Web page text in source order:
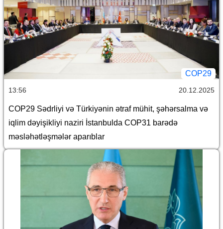
COP29
13:56 20.12.2025
COP29 Sədrliyi və Türkiyənin ətraf mühit, şəhərsalma və
iqlim dəyişikliyi naziri İstanbulda COP31 barədə
məsləhətləşmələr aparıblar